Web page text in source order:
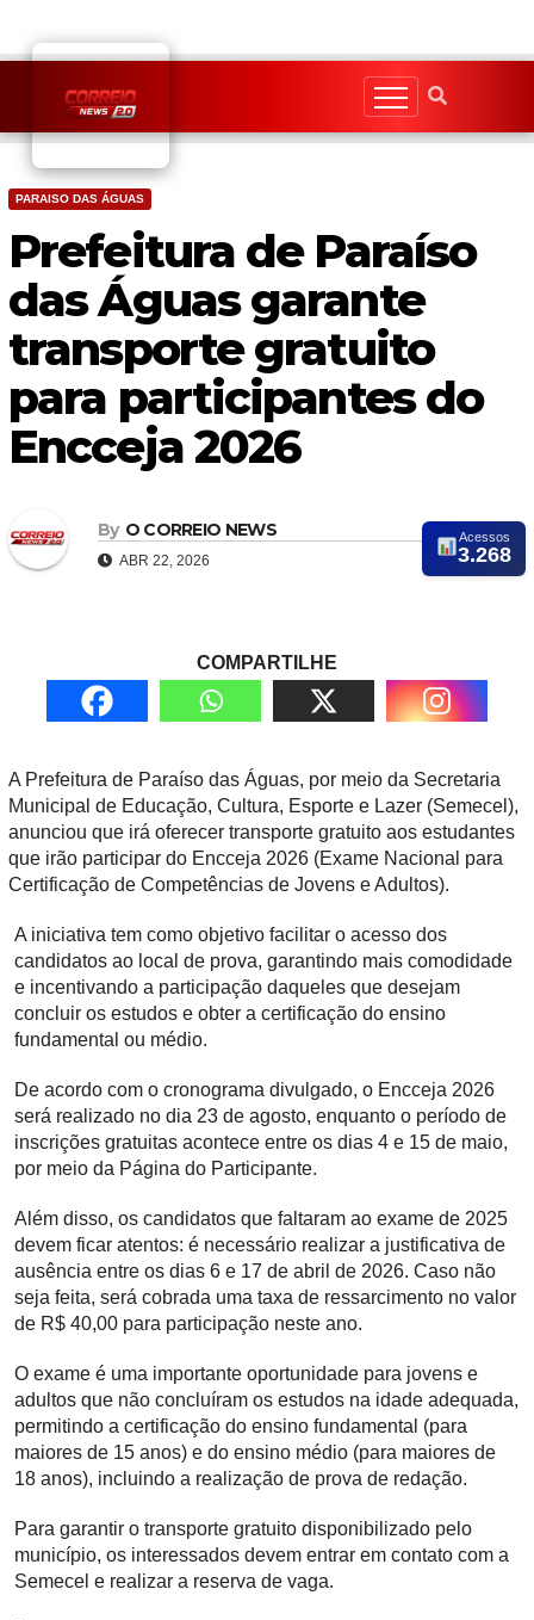
content
PARAISO DAS ÁGUAS
Prefeitura de Paraíso
das Águas garante
transporte gratuito
para participantes do
Encceja 2026
By O CORREIO NEWS
ABR 22, 2026
Acessos
3.268
COMPARTILHE
A Prefeitura de Paraíso das Águas, por meio da Secretaria
Municipal de Educação, Cultura, Esporte e Lazer (Semecel),
anunciou que irá oferecer transporte gratuito aos estudantes
que irão participar do Encceja 2026 (Exame Nacional para
Certificação de Competências de Jovens e Adultos).
A iniciativa tem como objetivo facilitar o acesso dos
candidatos ao local de prova, garantindo mais comodidade
e incentivando a participação daqueles que desejam
concluir os estudos e obter a certificação do ensino
fundamental ou médio.
De acordo com o cronograma divulgado, o Encceja 2026
será realizado no dia 23 de agosto, enquanto o período de
inscrições gratuitas acontece entre os dias 4 e 15 de maio,
por meio da Página do Participante.
Além disso, os candidatos que faltaram ao exame de 2025
devem ficar atentos: é necessário realizar a justificativa de
ausência entre os dias 6 e 17 de abril de 2026. Caso não
seja feita, será cobrada uma taxa de ressarcimento no valor
de R$ 40,00 para participação neste ano.
O exame é uma importante oportunidade para jovens e
adultos que não concluíram os estudos na idade adequada,
permitindo a certificação do ensino fundamental (para
maiores de 15 anos) e do ensino médio (para maiores de
18 anos), incluindo a realização de prova de redação.
Para garantir o transporte gratuito disponibilizado pelo
município, os interessados devem entrar em contato com a
Semecel e realizar a reserva de vaga.